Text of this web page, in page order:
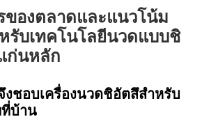
ของตลาดและแนวโน้ม
รับเทคโนโลยีนวดแบบชิ
ก่นหลัก
งชอบเครื่องนวดชิอัตสึสำหรับ
บ้าน